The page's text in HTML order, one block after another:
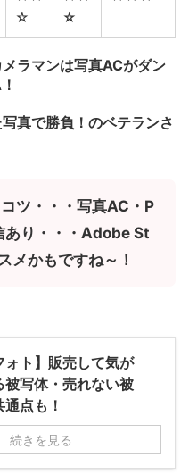
☆
☆
ラマンは写真ACがダン
真で勝負！のベテランさ
ツ・・・写真AC・P
あり・・・Adobe St
メかもですね～！
ォト】販売して気が
被写体・売れない被
点も！
続きを見る